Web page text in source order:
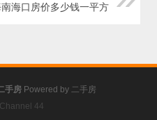
海口房价多少钱一平方
手房 Powered by 二手房
44